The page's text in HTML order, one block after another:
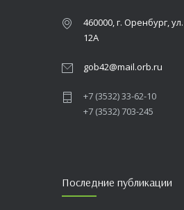
460000, г. Оренбург,
12А
gob42@mail.orb.ru
+7 (3532) 33-62-10
+7 (3532) 703-245
Последние публикации